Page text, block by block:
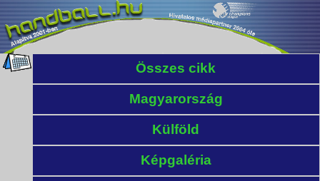
Összes cikk
Magyarország
Külföld
Képgaléria